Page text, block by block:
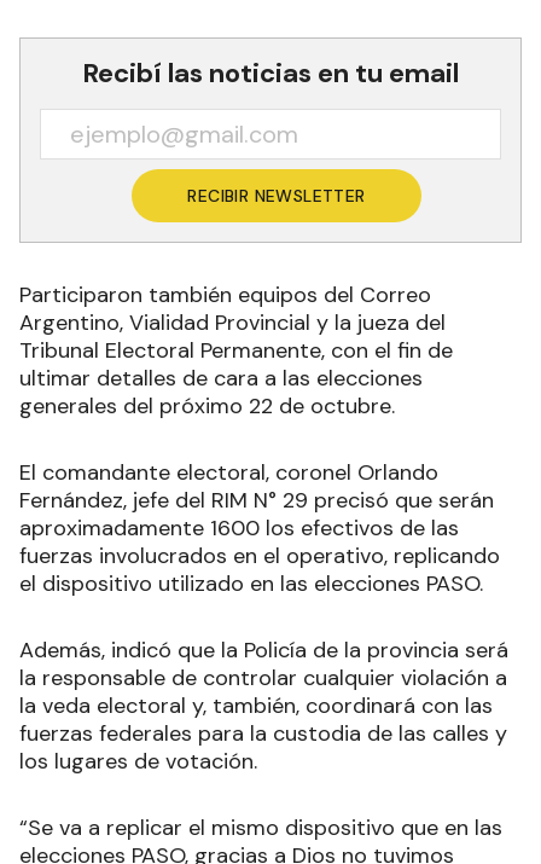
Recibí las noticias en tu email
RECIBIR NEWSLETTER
Participaron también equipos del Correo
Argentino, Vialidad Provincial y la jueza del
Tribunal Electoral Permanente, con el fin de
ultimar detalles de cara a las elecciones
generales del próximo 22 de octubre.
El comandante electoral, coronel Orlando
Fernández, jefe del RIM N° 29 precisó que serán
aproximadamente 1600 los efectivos de las
fuerzas involucrados en el operativo, replicando
el dispositivo utilizado en las elecciones PASO.
Además, indicó que la Policía de la provincia será
la responsable de controlar cualquier violación a
la veda electoral y, también, coordinará con las
fuerzas federales para la custodia de las calles y
los lugares de votación.
“Se va a replicar el mismo dispositivo que en las
elecciones PASO, gracias a Dios no tuvimos